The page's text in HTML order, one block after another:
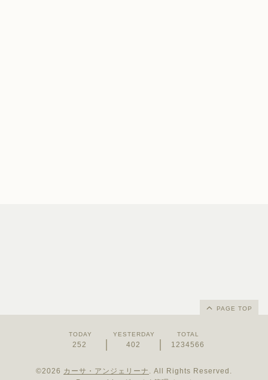
PAGE TOP
TODAY
252
YESTERDAY
402
TOTAL
1234566
©2026 カーサ・アンジェリーナ . All Rights Reserved.